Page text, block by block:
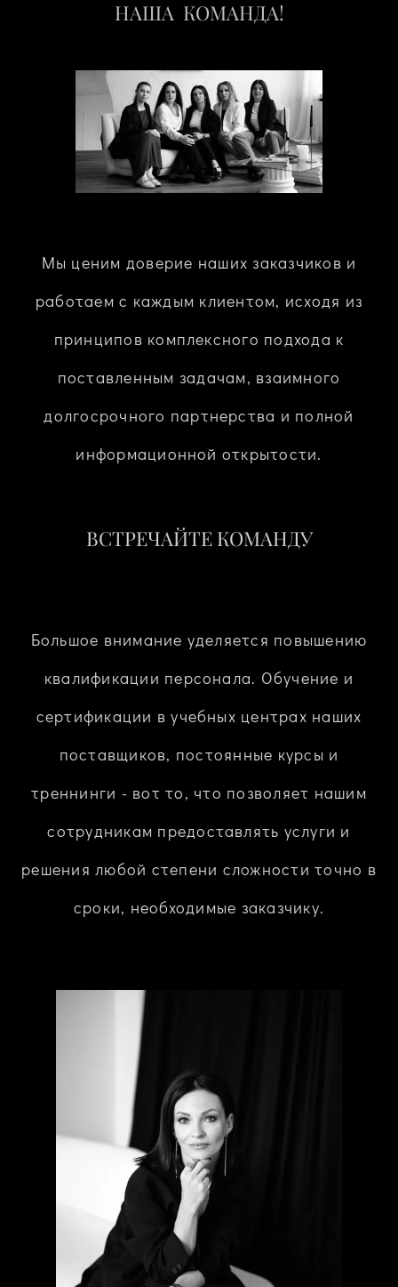
НАША КОМАНДА!
Мы ценим доверие наших заказчиков и
работаем с каждым клиентом, исходя из
принципов комплексного подхода к
поставленным задачам, взаимного
долгосрочного партнерства и полной
информационной открытости.
ВСТРЕЧАЙТЕ КОМАНДУ
Большое внимание уделяется повышению
квалификации персонала. Обучение и
сертификации в учебных центрах наших
поставщиков, постоянные курсы и
треннинги - вот то, что позволяет нашим
сотрудникам предоставлять услуги и
решения любой степени сложности точно в
сроки, необходимые заказчику.